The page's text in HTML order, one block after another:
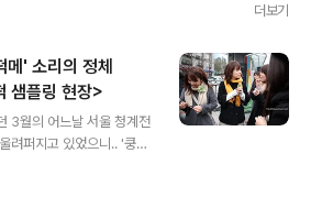
더보기
' 소리의 정체
샘플링 현장>
3월의 어느날 서울 청계전
려퍼지고 있었으니.. '쿵떡
청계천 한복판에서 펼쳐